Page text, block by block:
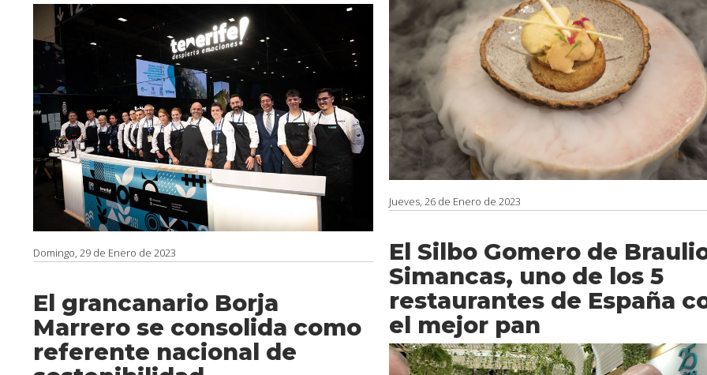
Domingo, 29 de Enero de 2023
El grancanario Borja
Marrero se consolida como
referente nacional de
Jueves, 26 de Enero de 2023
El Silbo Gomero de
Simancas, uno de los 5
restaurantes de España
el mejor pan